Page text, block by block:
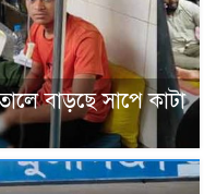
বাড়ছে সাপে কাটা